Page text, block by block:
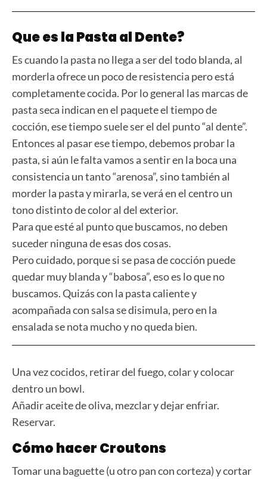
Que es la Pasta al Dente?
Es cuando la pasta no llega a ser del todo blanda, al
morderla ofrece un poco de resistencia pero está
completamente cocida. Por lo general las marcas de
pasta seca indican en el paquete el tiempo de
cocción, ese tiempo suele ser el del punto “al dente”.
Entonces al pasar ese tiempo, debemos probar la
pasta, si aún le falta vamos a sentir en la boca una
consistencia un tanto “arenosa”, sino también al
morder la pasta y mirarla, se verá en el centro un
tono distinto de color al del exterior.
Para que esté al punto que buscamos, no deben
suceder ninguna de esas dos cosas.
Pero cuidado, porque si se pasa de cocción puede
quedar muy blanda y “babosa”, eso es lo que no
buscamos. Quizás con la pasta caliente y
acompañada con salsa se disimula, pero en la
ensalada se nota mucho y no queda bien.
Una vez cocidos, retirar del fuego, colar y colocar
dentro un bowl.
Añadir aceite de oliva, mezclar y dejar enfriar.
Reservar.
Cómo hacer Croutons
Tomar una baguette (u otro pan con corteza) y cortar